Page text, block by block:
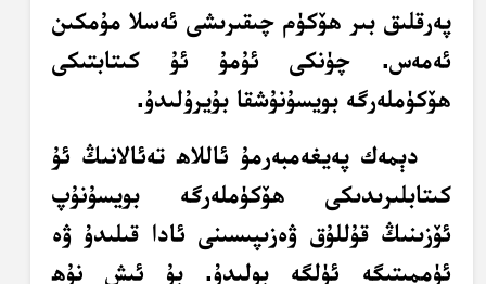
پەرقلىق بىر ھۆكۈم چىقىرىشى ئەسلا مۇمكىن
ئەمەس. چۈنكى ئۇمۇ ئۇ كىتابتىكى
ھۆكۈملەرگە بويسۇنۇشقا بۇيرۇلىدۇ.
دېمەك پەيغەمبەرمۇ ئاللاھ تەئالانىڭ ئۇ
كىتابلىرىدىكى ھۆكۈملەرگە بويسۇنۇپ
ئۆزىنىڭ قۇللۇق ۋەزىپىسىنى ئادا قىلىدۇ ۋە
ئۈممىتىگە ئۈلگە بولىدۇ. بۇ ئىش نۇھ